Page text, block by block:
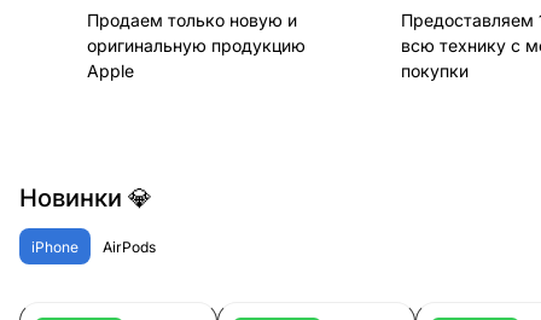
Продаем только новую и
оригинальную продукцию
Apple
Предоставляем
всю технику с
покупки
Новинки 💎
iPhone AirPods